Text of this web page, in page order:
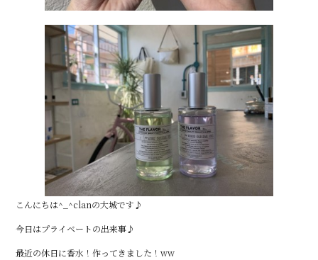
こんにちは^_^clanの大城です♪
今日はプライベートの出来事♪
最近の休日に香水！作ってきました！ww